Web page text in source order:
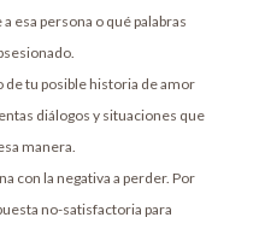
esa persona o qué palabras
de tu posible historia de amor
diálogos y situaciones que
manera.
con la negativa a perder. Por
no-satisfactoria para